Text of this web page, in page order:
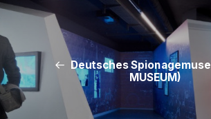
Deutsches
MUSEUM)